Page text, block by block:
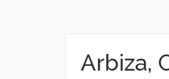
Arbiza,